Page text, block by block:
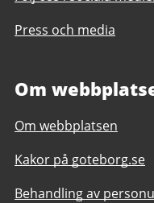
Press och media
Om
Om webbplatsen
Kakor på goteborg.se
Behandling av